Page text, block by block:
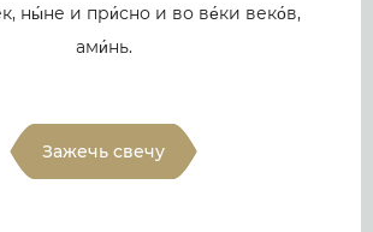
ны́не и при́сно и во ве́ки веко́в,
ами́нь.
Зажечь свечу